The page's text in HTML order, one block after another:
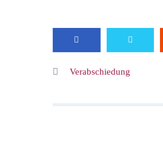
Verabschiedung